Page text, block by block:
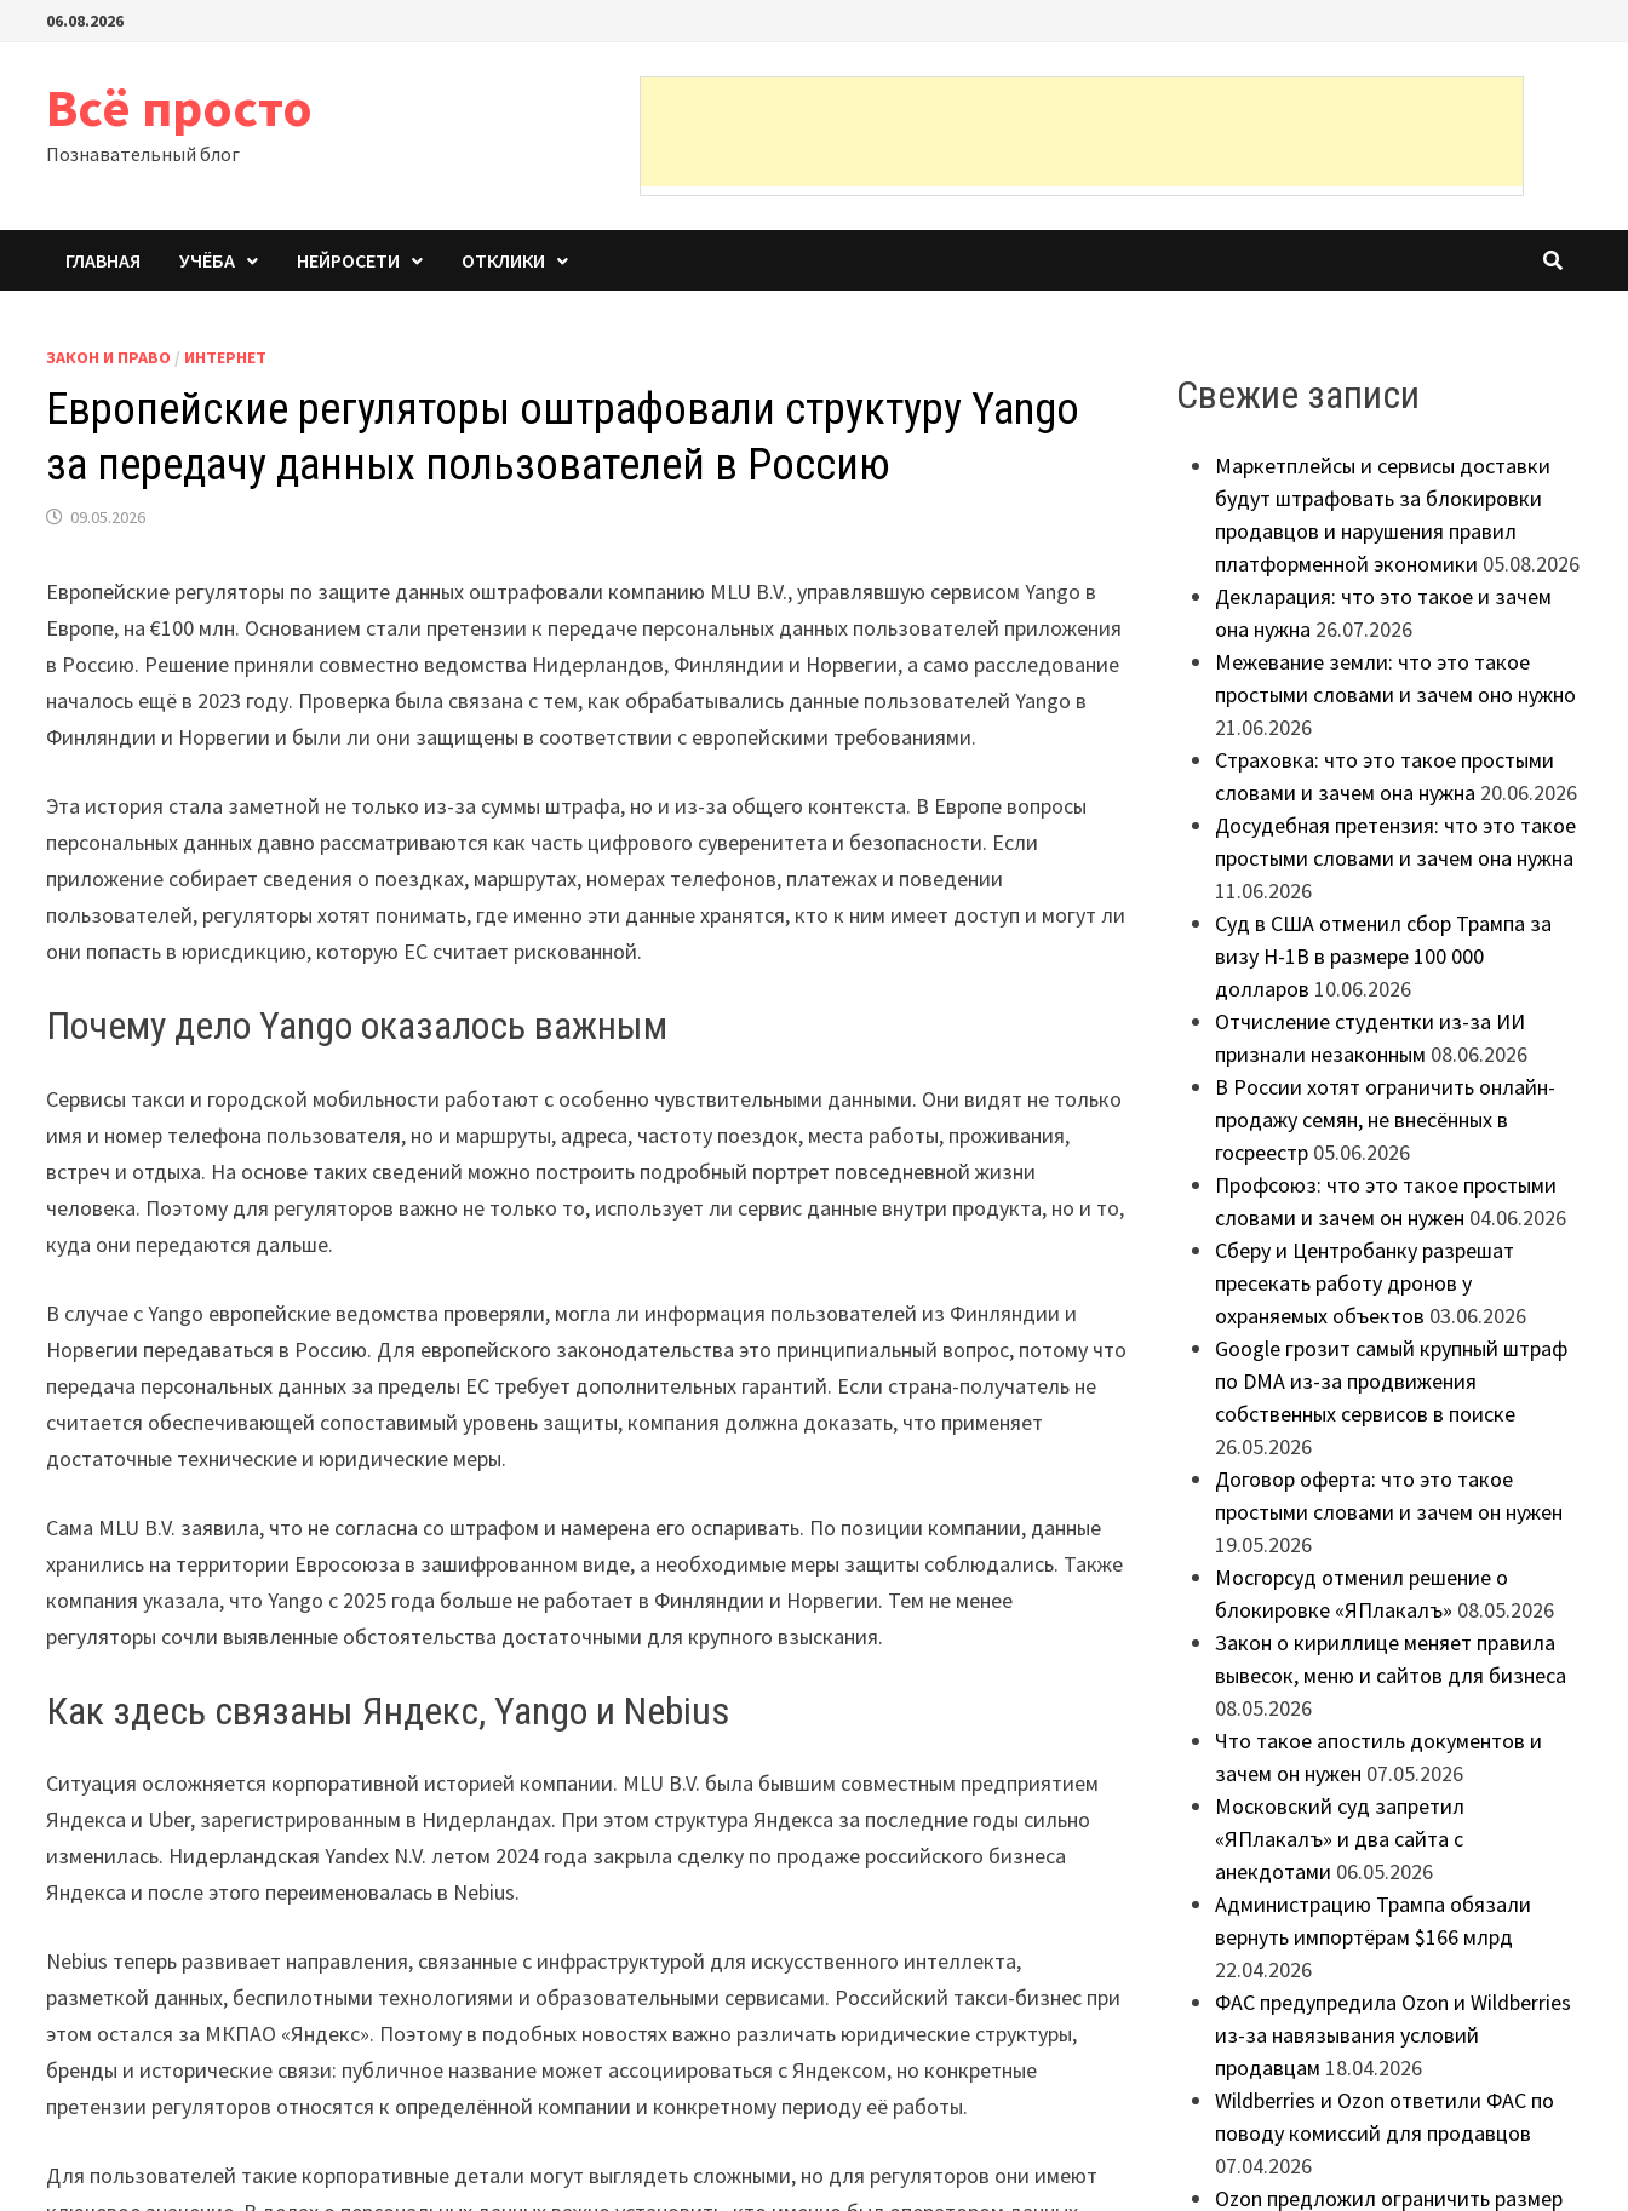
Перейти06.08.2026
Всё просто
Познавательный блог
ГЛАВНАЯ УЧЁБА НЕЙРОСЕТИ ОТКЛИКИ
ЗАКОН И ПРАВО / ИНТЕРНЕТ
Европейские регуляторы оштрафовали структуру Yango
за передачу данных пользователей в Россию
09.05.2026
Европейские регуляторы по защите данных оштрафовали компанию MLU B.V., управлявшую сервисом Yango в
Европе, на €100 млн. Основанием стали претензии к передаче персональных данных пользователей приложения
в Россию. Решение приняли совместно ведомства Нидерландов, Финляндии и Норвегии, а само расследование
началось ещё в 2023 году. Проверка была связана с тем, как обрабатывались данные пользователей Yango в
Финляндии и Норвегии и были ли они защищены в соответствии с европейскими требованиями.
Эта история стала заметной не только из-за суммы штрафа, но и из-за общего контекста. В Европе вопросы
персональных данных давно рассматриваются как часть цифрового суверенитета и безопасности. Если
приложение собирает сведения о поездках, маршрутах, номерах телефонов, платежах и поведении
пользователей, регуляторы хотят понимать, где именно эти данные хранятся, кто к ним имеет доступ и могут ли
они попасть в юрисдикцию, которую ЕС считает рискованной.
Почему дело Yango оказалось важным
Сервисы такси и городской мобильности работают с особенно чувствительными данными. Они видят не только
имя и номер телефона пользователя, но и маршруты, адреса, частоту поездок, места работы, проживания,
встреч и отдыха. На основе таких сведений можно построить подробный портрет повседневной жизни
человека. Поэтому для регуляторов важно не только то, использует ли сервис данные внутри продукта, но и то,
куда они передаются дальше.
В случае с Yango европейские ведомства проверяли, могла ли информация пользователей из Финляндии и
Норвегии передаваться в Россию. Для европейского законодательства это принципиальный вопрос, потому что
передача персональных данных за пределы ЕС требует дополнительных гарантий. Если страна-получатель не
считается обеспечивающей сопоставимый уровень защиты, компания должна доказать, что применяет
достаточные технические и юридические меры.
Сама MLU B.V. заявила, что не согласна со штрафом и намерена его оспаривать. По позиции компании, данные
хранились на территории Евросоюза в зашифрованном виде, а необходимые меры защиты соблюдались. Также
компания указала, что Yango с 2025 года больше не работает в Финляндии и Норвегии. Тем не менее
регуляторы сочли выявленные обстоятельства достаточными для крупного взыскания.
Как здесь связаны Яндекс, Yango и Nebius
Ситуация осложняется корпоративной историей компании. MLU B.V. была бывшим совместным предприятием
Яндекса и Uber, зарегистрированным в Нидерландах. При этом структура Яндекса за последние годы сильно
изменилась. Нидерландская Yandex N.V. летом 2024 года закрыла сделку по продаже российского бизнеса
Яндекса и после этого переименовалась в Nebius.
Nebius теперь развивает направления, связанные с инфраструктурой для искусственного интеллекта,
разметкой данных, беспилотными технологиями и образовательными сервисами. Российский такси-бизнес при
этом остался за МКПАО «Яндекс». Поэтому в подобных новостях важно различать юридические структуры,
бренды и исторические связи: публичное название может ассоциироваться с Яндексом, но конкретные
претензии регуляторов относятся к определённой компании и конкретному периоду её работы.
Для пользователей такие корпоративные детали могут выглядеть сложными, но для регуляторов они имеют
Свежие записи
Маркетплейсы и сервисы доставки
будут штрафовать за блокировки
продавцов и нарушения правил
платформенной экономики 05.08.2026
Декларация: что это такое и зачем
она нужна 26.07.2026
Межевание земли: что это такое
простыми словами и зачем оно нужно
21.06.2026
Страховка: что это такое простыми
словами и зачем она нужна 20.06.2026
Досудебная претензия: что это такое
простыми словами и зачем она нужна
11.06.2026
Суд в США отменил сбор Трампа за
визу H-1B в размере 100 000
долларов 10.06.2026
Отчисление студентки из-за ИИ
признали незаконным 08.06.2026
В России хотят ограничить онлайн-
продажу семян, не внесённых в
госреестр 05.06.2026
Профсоюз: что это такое простыми
словами и зачем он нужен 04.06.2026
Сберу и Центробанку разрешат
пресекать работу дронов у
охраняемых объектов 03.06.2026
Google грозит самый крупный штраф
по DMA из-за продвижения
собственных сервисов в поиске
26.05.2026
Договор оферта: что это такое
простыми словами и зачем он нужен
19.05.2026
Мосгорсуд отменил решение о
блокировке «ЯПлакалъ» 08.05.2026
Закон о кириллице меняет правила
вывесок, меню и сайтов для бизнеса
08.05.2026
Что такое апостиль документов и
зачем он нужен 07.05.2026
Московский суд запретил
«ЯПлакалъ» и два сайта с
анекдотами 06.05.2026
Администрацию Трампа обязали
вернуть импортёрам $166 млрд
22.04.2026
ФАС предупредила Ozon и Wildberries
из-за навязывания условий
продавцам 18.04.2026
Wildberries и Ozon ответили ФАС по
поводу комиссий для продавцов
07.04.2026
Ozon предложил ограничить размер